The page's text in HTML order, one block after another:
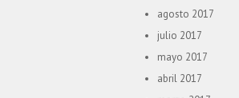
agosto 2017
julio 2017
mayo 2017
abril 2017